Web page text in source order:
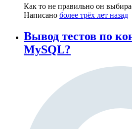
Как то не правильно он
Написано более трёх лет назад
Вывод тестов по
MySQL?